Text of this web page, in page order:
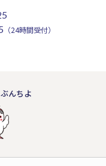
（24時間受付）
んちよ